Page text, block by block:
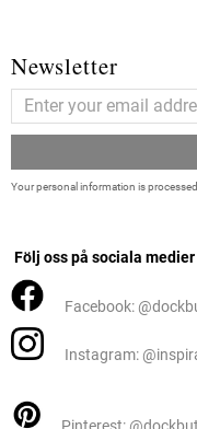
Newsletter
Your personal information is
Följ oss på sociala medier
Facebook:
Instagram: